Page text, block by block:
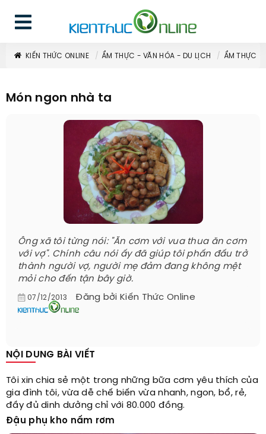
KIẾN THỨC ONLINE ẨM THỰC - VĂN HÓA - DU LỊCH ẨM THỰC
Món ngon nhà ta
Ông xã tôi từng nói: "Ăn cơm với vua thua ăn cơm
với vợ". Chính câu nói ấy đã giúp tôi phấn đấu trở
thành người vợ, người mẹ đảm đang không mệt
mỏi cho đến tận bây giờ.
07/12/2013 Đăng bởi Kiến Thức Online
NỘI DUNG BÀI VIẾT
Tôi xin chia sẻ một trong những bữa cơm yêu thích của
gia đình tôi, vừa dễ chế biến vừa nhanh, ngon, bổ, rẻ,
đầy đủ dinh dưởng chỉ với 80.000 đồng.
Đậu phụ kho nấm rơm